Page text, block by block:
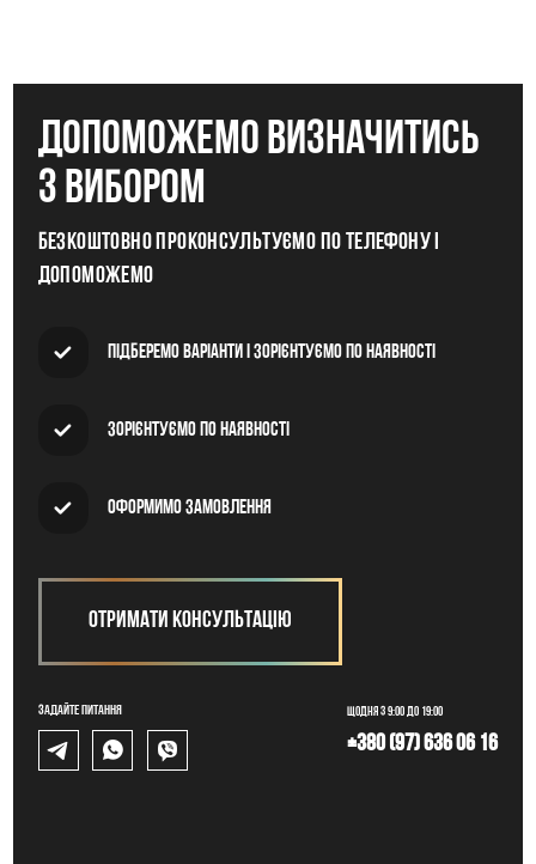
допоможемо визначитись
з вибором
Безкоштовно проконсультуємо по телефону і
допоможемо
Підберемо варіанти і зорієнтуємо по наявності
Зорієнтуємо по наявності
Оформимо замовлення
Отримати консультацію
Задайте питання Щодня з 9:00 до 19:00
+380 (97) 636 06 16